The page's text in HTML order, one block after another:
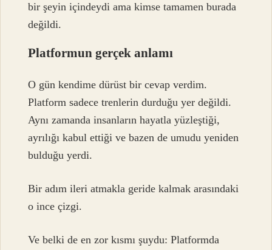
bir şeyin içindeydi ama kimse tamamen burada
değildi.
Platformun gerçek anlamı
O gün kendime dürüst bir cevap verdim.
Platform sadece trenlerin durduğu yer değildi.
Aynı zamanda insanların hayatla yüzleştiği,
ayrılığı kabul ettiği ve bazen de umudu yeniden
bulduğu yerdi.
Bir adım ileri atmakla geride kalmak arasındaki
o ince çizgi.
Ve belki de en zor kısmı şuydu: Platformda